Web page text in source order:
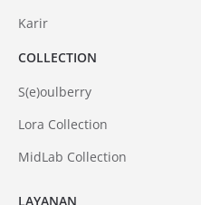
LAYANAN
Karir
COLLECTION
S(e)oulberry
Lora Collection
MidLab Collection